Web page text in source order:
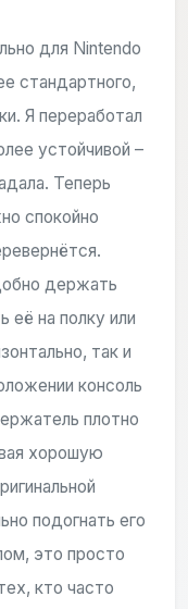
для Nintendo
стандартного,
Я переработал
устойчивой –
Теперь
спокойно
держать
её на полку или
так и
консоль
плотно
хорошую
подогнать его
это просто
кто часто